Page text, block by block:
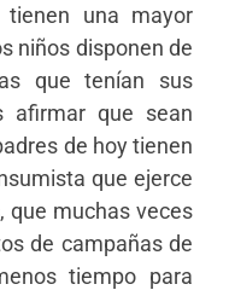
una mayor
niños disponen de
que tenían sus
afirmar que sean
de hoy tienen
que ejerce
que muchas veces
de campañas de
tiempo para